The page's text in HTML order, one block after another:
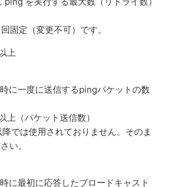
固定（変更不可）です。
上
に一度に送信するpingパケットの数
上（パケット送信数）
では使用されておりません。そのま
い。
に最初に応答したブロードキャスト